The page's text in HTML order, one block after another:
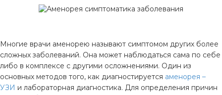
Многие врачи аменорею называют симптомом других более
сложных заболеваний. Она может наблюдаться сама по себе
либо в комплексе с другими осложнениями. Один из
основных методов того, как диагностируется аменорея –
УЗИ и лабораторная диагностика. Для определения причин